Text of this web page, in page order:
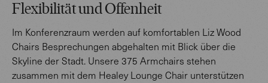
Flexibilität und Offenheit
Im Konferenzraum werden auf komfortablen Liz Wood
Chairs Besprechungen abgehalten mit Blick über die
Skyline der Stadt. Unsere 375 Armchairs stehen
zusammen mit dem Healey Lounge Chair unterstützen